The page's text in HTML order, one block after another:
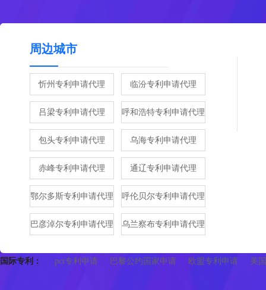
周边城市
忻州专利申请代理 临汾专利申请代理
吕梁专利申请代理 呼和浩特专利申请代理
包头专利申请代理 乌海专利申请代理
赤峰专利申请代理 通辽专利申请代理
鄂尔多斯专利申请代理 呼伦贝尔专利申请代理
巴彦淖尔专利申请代理 乌兰察布专利申请代理
国际专利： pct专利申请 巴黎公约国家申请 欧盟专利申请 美